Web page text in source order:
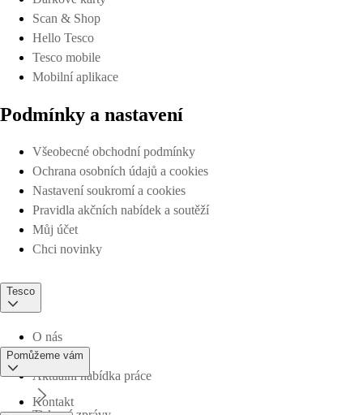
Scan & Shop
Hello Tesco
Tesco mobile
Mobilní aplikace
Podmínky a nastavení
Všeobecné obchodní podmínky
Ochrana osobních údajů a cookies
Nastavení soukromí a cookies
Pravidla akčních nabídek a soutěží
Můj účet
Chci novinky
Tesco
O nás
Aktuální nabídka práce
Pomůžeme vám
Kontakt